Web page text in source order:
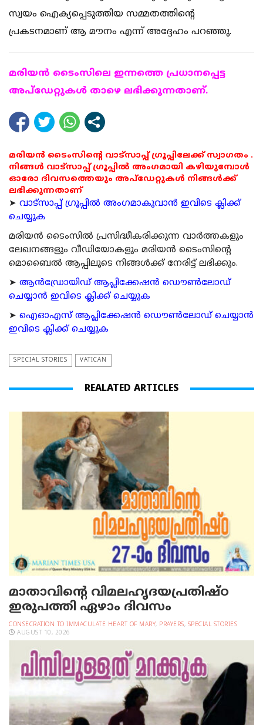
സ്വയം ഐക്യപ്പെടുത്തിയ സമ്മതത്തിന്റെ
പ്രകടനമാണ് ആ മൗനം എന്ന് അദ്ദേഹം പറഞ്ഞു.
മരിയന്‍ ടൈംസിലെ ഇന്നത്തെ പ്രധാനപ്പെട്ട
അപ്ഡേറ്റുകള്‍ താഴെ ലഭിക്കുന്നതാണ്.
മരിയൻ ടൈംസിന്റെ വാട്സാപ്പ് ഗ്രൂപ്പിലേക്ക് സ്വാഗതം .
നിങ്ങൾ വാട്സാപ്പ് ഗ്രൂപ്പിൽ അംഗമായി കഴിയുമ്പോൾ
ഓരോ ദിവസത്തെയും അപ്ഡേറ്റുകൾ നിങ്ങൾക്ക്
ലഭിക്കുന്നതാണ്
➤ വാട്സാപ്പ് ഗ്രൂപ്പിൽ അംഗമാകുവാൻ ഇവിടെ ക്ലിക്ക്
ചെയ്യുക
മരിയന്‍ ടൈംസില്‍ പ്രസിദ്ധീകരിക്കുന്ന വാര്‍ത്തകളും
ലേഖനങ്ങളും വീഡിയോകളും മരിയന്‍ ടൈംസിന്റെ
മൊബൈല്‍ ആപ്പിലൂടെ നിങ്ങള്‍ക്ക് നേരിട്ട് ലഭിക്കും.
➤ ആന്‍ഡ്രോയിഡ് ആപ്ലിക്കേഷന്‍ ഡൌണ്‍ലോഡ്
ചെയ്യാന്‍ ഇവിടെ ക്ലിക്ക് ചെയ്യുക
➤ ഐഓഎസ് ആപ്ലിക്കേഷന്‍ ഡൌണ്‍ലോഡ് ചെയ്യാന്‍
ഇവിടെ ക്ലിക്ക് ചെയ്യുക
SPECIAL STORIES VATICAN
REALATED ARTICLES
മാതാവിന്റെ വിമലഹൃദയപ്രതിഷ്ഠ
ഇരുപത്തി ഏഴാം ദിവസം
CONSECRATION TO IMMACULATE HEART OF MARY, PRAYERS, SPECIAL STORIES
AUGUST 10, 2026